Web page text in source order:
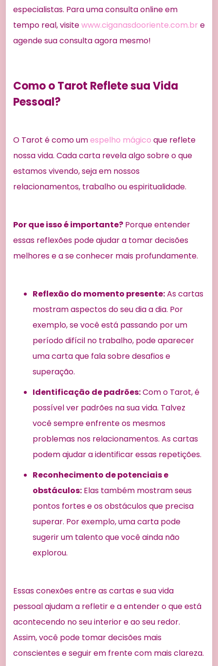
especialistas. Para uma consulta online em
tempo real, visitewww.ciganasdooriente.com.br e
agende sua consulta agora mesmo!
Como o Tarot Reflete sua Vida
Pessoal?
O Tarot é como umespelho mágico que reflete
nossa vida. Cada carta revela algo sobre o que
estamos vivendo, seja em nossos
relacionamentos, trabalho ou espiritualidade.
Por que isso é importante? Porque entender
essas reflexões pode ajudar a tomar decisões
melhores e a se conhecer mais profundamente.
Reflexão do momento presente:As cartas
mostram aspectos do seu dia a dia. Por
exemplo, se você está passando por um
período difícil no trabalho, pode aparecer
uma carta que fala sobre desafios e
superação.
Identificação de padrões:Com o Tarot, é
possível ver padrões na sua vida. Talvez
você sempre enfrente os mesmos
problemas nos relacionamentos. As cartas
podem ajudar a identificar essas repetições.
Reconhecimento de potenciais e
obstáculos: Elas também mostram seus
pontos fortes e os obstáculos que precisa
superar. Por exemplo, uma carta pode
sugerir um talento que você ainda não
explorou.
Essas conexões entre as cartas e sua vida
pessoal ajudam a refletir e a entender o que está
acontecendo no seu interior e ao seu redor.
Assim, você pode tomar decisões mais
conscientes e seguir em frente com mais clareza.